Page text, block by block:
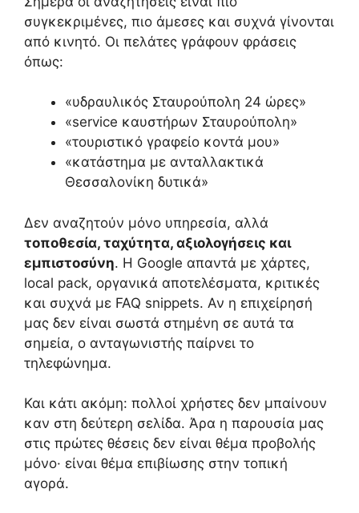
συγκεκριμένες, πιο άμεσες και συχνά γίνονται
από κινητό. Οι πελάτες γράφουν φράσεις
όπως:
«υδραυλικός Σταυρούπολη 24 ώρες»
«service καυστήρων Σταυρούπολη»
«τουριστικό γραφείο κοντά μου»
«κατάστημα με ανταλλακτικά
Θεσσαλονίκη δυτικά»
Δεν αναζητούν μόνο υπηρεσία, αλλά
τοποθεσία, ταχύτητα, αξιολογήσεις και
εμπιστοσύνη. Η Google απαντά με χάρτες,
local pack, οργανικά αποτελέσματα, κριτικές
και συχνά με FAQ snippets. Αν η επιχείρησή
μας δεν είναι σωστά στημένη σε αυτά τα
σημεία, ο ανταγωνιστής παίρνει το
τηλεφώνημα.
Και κάτι ακόμη: πολλοί χρήστες δεν μπαίνουν
καν στη δεύτερη σελίδα. Άρα η παρουσία μας
στις πρώτες θέσεις δεν είναι θέμα προβολής
μόνο· είναι θέμα επιβίωσης στην τοπική
αγορά.